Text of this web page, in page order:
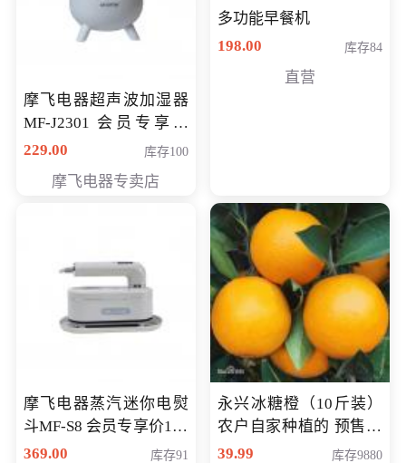
摩飞电器超声波加湿器
MF-J2301 会员专享价
168元
229.00 库存100
摩飞电器专卖店
多功能早餐机
198.00
库存84
直营
摩飞电器蒸汽迷你电熨
斗MF-S8 会员专享价168
元
369.00 库存91
永兴冰糖橙（10斤装）
农户自家种植的 预售10
万斤 会员包邮专享价
39.99 库存9880